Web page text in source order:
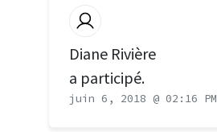
Diane Rivière
a participé.
juin 6, 2018 @ 02:16 PM